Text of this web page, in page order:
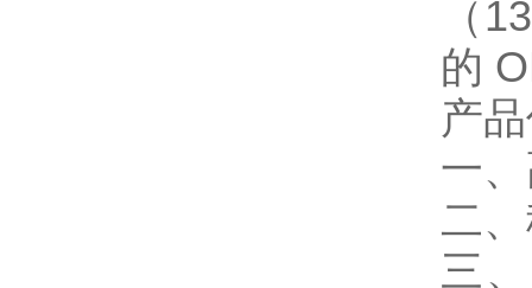
（
的
产
一
二
三